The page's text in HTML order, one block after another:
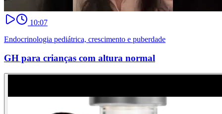
10:07
Endocrinologia pediátrica, crescimento e puberdade
GH para crianças com altura normal